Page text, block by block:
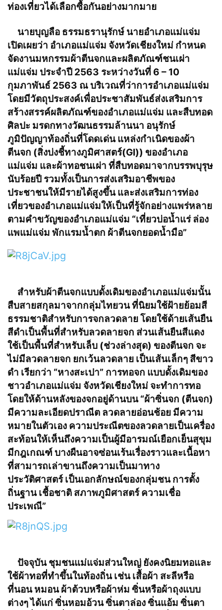
ท่องเที่ยวได้เลือกซื้อกันอย่างมากมาย
นายบุญลือ ธรรมธรานุรักษ์ นายอำเภอแม่แจ่ม
เปิดเผยว่า อำเภอแม่แจ่ม จังหวัดเชียงใหม่ กำหนด
จัดงานมหกรรมผ้าตีนจกและผลิตภัณฑ์ชนเผ่า
แม่แจ่ม ประจำปี 2563 ระหว่างวันที่ 6 – 10
กุมภาพันธ์ 2563 ณ บริเวณที่ว่าการอำเภอแม่แจ่ม
โดยมีวัตถุประสงค์เพื่อประชาสัมพันธ์ส่งเสริมการ
สร้างสรรค์ผลิตภัณฑ์ของอำเภอแม่แจ่ม และสืบทอด
ศิลปะ มรดกทางวัฒนธรรมล้านนา อนุรักษ์
ภูมิปัญญาท้องถิ่นที่โดดเด่น แหล่งกำเนิดของผ้า
ตีนจก (สิ่งบ่งชี้ทางภูมิศาสตร์(GI)) ของอำเภอ
แม่แจ่ม และผ้าทอชนเผ่า ที่สืบทอดมาจากบรรพบุรุษ
นับร้อยปี รวมทั้งเป็นการส่งเสริมอาชีพของ
ประชาชนให้มีรายได้สูงขึ้น และส่งเสริมการท่อง
เที่ยวของอำเภอแม่แจ่มให้เป็นที่รู้จักอย่างแพร่หลาย
ตามคำขวัญของอำเภอแม่แจ่ม “เที่ยวบ่อน้ำแร่ ล่อง
แพแม่แจ่ม พักแรมน้ำตก ผ้าตีนจกยอดน้ำมือ”
สำหรับผ้าตีนจกแบบดั้งเดิมของอำเภอแม่แจ่มนั้น
สืบสายสกุลมาจากกลุ่มไทยวน ที่นิยมใช้ฝ้ายย้อมสี
ธรรมชาติสำหรับการจกลวดลาย โดยใช้ด้ายเส้นยืน
สีดำเป็นพื้นที่สำหรับลวดลายจก ส่วนเส้นยืนสีแดง
ใช้เป็นพื้นที่สำหรับเล็บ (ช่วงล่างสุด) ของตีนจก จะ
ไม่มีลวดลายจก ยกเว้นลวดลาย เป็นเส้นเล็กๆ สีขาว
ดำ เรียกว่า “หางสะเปา” การทอจก แบบดั้งเดิมของ
ชาวอำเภอแม่แจ่ม จังหวัดเชียงใหม่ จะทำการทอ
โดยให้ด้านหลังของจกอยู่ด้านบน “ผ้าซิ่นจก (ตีนจก)
มีความละเอียดปราณีต ลวดลายอ่อนช้อย มีความ
หมายในตัวเอง ความประณีตของลวดลายเป็นเครื่อง
สะท้อนให้เห็นถึงความเป็นผู้มีอารมณ์เยือกเย็นสุขุม
มีกฎเกณฑ์ บางผืนอาจซ่อนเร้นเรื่องราวและเนื้อหา
ที่สามารถเล่าขานถึงความเป็นมาทาง
ประวัติศาสตร์ เป็นเอกลักษณ์ของกลุ่มชน การตั้ง
ถิ่นฐาน เชื้อชาติ สภาพภูมิศาสตร์ ความเชื่อ
ประเพณี”
ปัจจุบัน ชุมชนแม่แจ่มส่วนใหญ่ ยังคงนิยมทอและ
ใช้ผ้าทอที่ทำขึ้นในท้องถิ่น เช่น เสื้อผ้า สะลีหรือ
ที่นอน หมอน ผ้าต้วบหรือผ้าห่ม ซิ่นหรือผ้าถุงแบบ
ต่างๆ ได้แก่ ซิ่นหอมอ้วน ซิ่นตาล่อง ซิ่นแอ้ม ซิ่นตา